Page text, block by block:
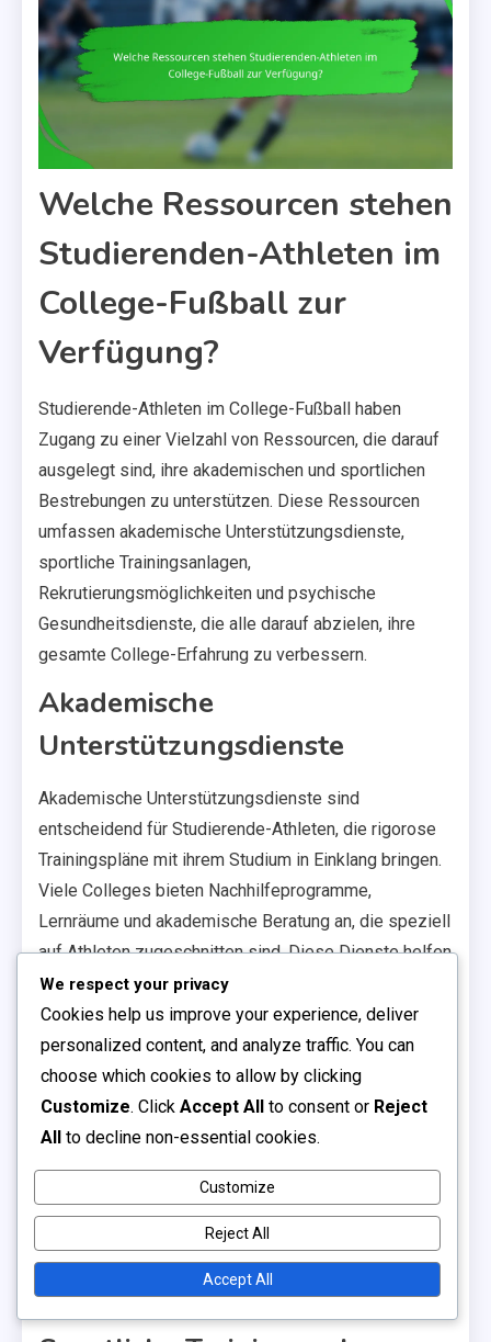
Welche Ressourcen stehen
Studierenden-Athleten im
College-Fußball zur
Verfügung?
Studierende-Athleten im College-Fußball haben
Zugang zu einer Vielzahl von Ressourcen, die darauf
ausgelegt sind, ihre akademischen und sportlichen
Bestrebungen zu unterstützen. Diese Ressourcen
umfassen akademische Unterstützungsdienste,
sportliche Trainingsanlagen,
Rekrutierungsmöglichkeiten und psychische
Gesundheitsdienste, die alle darauf abzielen, ihre
gesamte College-Erfahrung zu verbessern.
Akademische
Unterstützungsdienste
Akademische Unterstützungsdienste sind
entscheidend für Studierende-Athleten, die rigorose
Trainingspläne mit ihrem Studium in Einklang bringen.
Viele Colleges bieten Nachhilfeprogramme,
Lernräume und akademische Beratung an, die speziell
auf Athleten zugeschnitten sind. Diese Dienste helfen
sicherzustellen, dass Studierende-Athleten ihre
Zulassung aufrechterhalten, während sie in ihren
Kursen erfolgreich sind.
Zusätzlich zur Nachhilfe bieten einige Institutionen
spezialisierte akademische Berater an, die die
einzigartigen Herausforderungen verstehen, mit
denen Athleten konfrontiert sind. Sie können bei der
Kursauswahl, dem Zeitmanagement und Strategien für
den akademischen Erfolg helfen. Diese Unterstützung
kann die Bindungsraten unter Studierenden-Athleten
erheblich verbessern.
We respect your privacy
Cookies help us improve your experience, deliver
personalized content, and analyze traffic. You can
choose which cookies to allow by clicking
Customize. Click Accept All to consent or Reject
All to decline non-essential cookies.
Customize
Reject All
Accept All